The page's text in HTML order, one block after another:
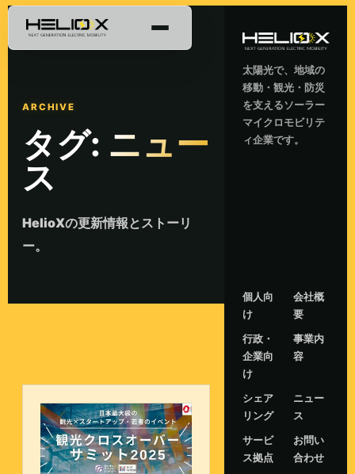
ARCHIVE
タグ: ニュー
ス
HelioXの更新情報とストーリ
ー。
太陽光で、地域の
移動・観光・防災
を支えるソーラー
マイクロモビリテ
ィ企業です。
個人向
け
会社概
要
行政・
企業向
け
事業内
容
シェア
リング
ニュー
ス
サービ
ス拠点
お問い
合わせ